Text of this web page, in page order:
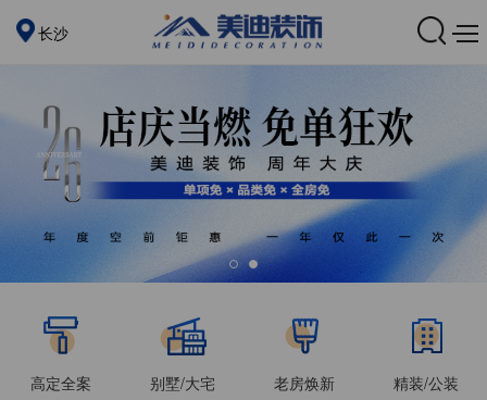
长沙
高定全案 别墅/大宅 老房焕新 精装/公装